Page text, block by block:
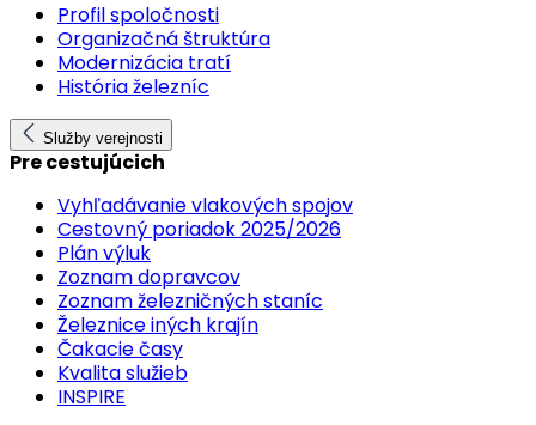
Profil spoločnosti
Organizačná štruktúra
Modernizácia tratí
História železníc
Služby verejnosti
Pre cestujúcich
Vyhľadávanie vlakových spojov
Cestovný poriadok 2025/2026
Plán výluk
Zoznam dopravcov
Zoznam železničných staníc
Železnice iných krajín
Čakacie časy
Kvalita služieb
INSPIRE